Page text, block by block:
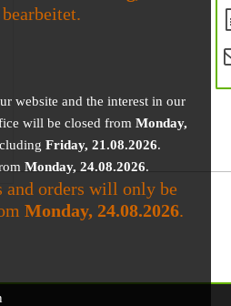
website and the interest in our
will be closed fromMonday,
Friday, 21.08.2026.
Monday, 24.08.2026.
orders will only be
Monday, 24.08.2026.